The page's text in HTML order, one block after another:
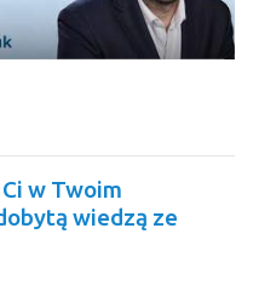
w Twoim
wiedzą ze